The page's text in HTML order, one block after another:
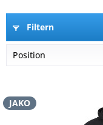
Filtern
JAKO